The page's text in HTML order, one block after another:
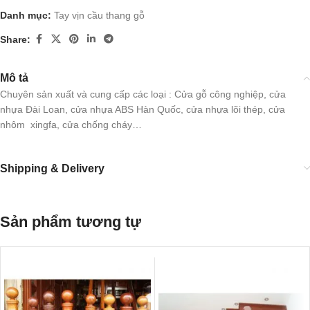
Danh mục: Tay vịn cầu thang gỗ
Share:
Mô tả
Chuyên sản xuất và cung cấp các loại : Cửa gỗ công nghiệp, cửa
nhựa Đài Loan, cửa nhựa ABS Hàn Quốc, cửa nhựa lõi thép, cửa
nhôm xingfa, cửa chống cháy…
Shipping & Delivery
Sản phẩm tương tự